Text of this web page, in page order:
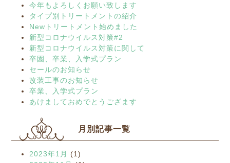
今年もよろしくお願い致します
タイプ別トリートメントの紹介
Newトリートメント始めました
新型コロナウイルス対策#2
新型コロナウイルス対策に関して
卒園、卒業、入学式プラン
セールのお知らせ
改装工事のお知らせ
卒業、入学式プラン
あけましておめでとうござます
月別記事一覧
2023年1月
(1)